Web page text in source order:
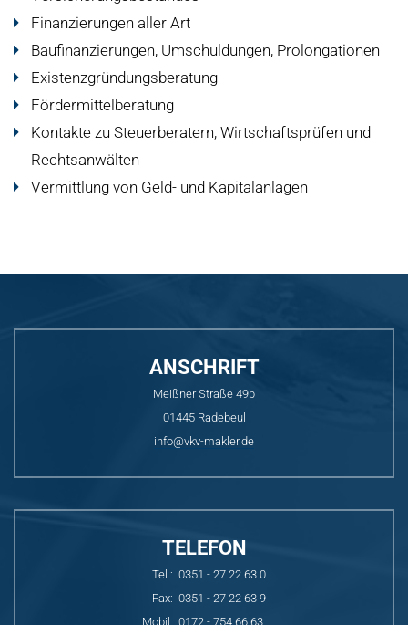
Finanzierungen aller Art
Baufinanzierungen, Umschuldungen, Prolongationen
Existenzgründungsberatung
Fördermittelberatung
Kontakte zu Steuerberatern, Wirtschaftsprüfen und
Rechtsanwälten
Vermittlung von Geld- und Kapitalanlagen
ANSCHRIFT
Meißner Straße 49b
01445 Radebeul
info@vkv-makler.de
TELEFON
Tel.: 0351 - 27 22 63 0
Fax: 0351 - 27 22 63 9
Mobil: 0172 - 754 66 63